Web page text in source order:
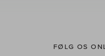
FØLG OS